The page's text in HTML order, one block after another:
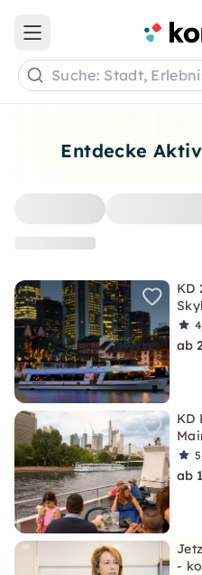
Entdecke
KD
ab
KD
ab
-
Open main menu
Suche: Stadt,